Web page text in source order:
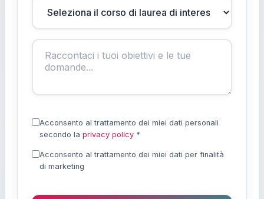
Acconsento al trattamento dei miei dati personali
secondo la privacy policy *
Acconsento al trattamento dei miei dati per finalità
di marketing